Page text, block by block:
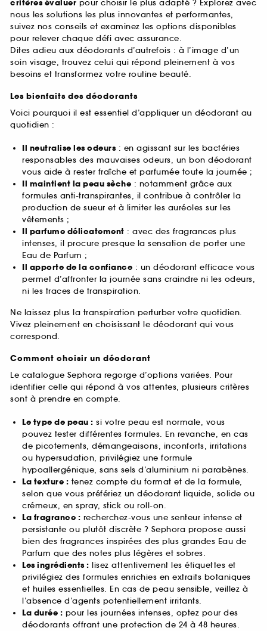
critères évaluer pour choisir le plus adapté ? Explorez avec
nous les solutions les plus innovantes et performantes,
suivez nos conseils et examinez les options disponibles
pour relever chaque défi avec assurance.
Dites adieu aux déodorants d’autrefois : à l’image d’un
soin visage, trouvez celui qui répond pleinement à vos
besoins et transformez votre routine beauté.
Les bienfaits des déodorants
Voici pourquoi il est essentiel d’appliquer un déodorant au
quotidien :
Il neutralise les odeurs: en agissant sur les bactéries
responsables des mauvaises odeurs, un bon déodorant
vous aide à rester fraîche et parfumée toute la journée ;
Il maintient la peau sèche : notamment grâce aux
formules anti-transpirantes, il contribue à contrôler la
production de sueur et à limiter les auréoles sur les
vêtements ;
Il parfume délicatement : avec des fragrances plus
intenses, il procure presque la sensation de porter une
Eau de Parfum ;
Il apporte de la confiance : un déodorant efficace vous
permet d’affronter la journée sans craindre ni les odeurs,
ni les traces de transpiration.
Ne laissez plus la transpiration perturber votre quotidien.
Vivez pleinement en choisissant le déodorant qui vous
correspond.
Comment choisir un déodorant
Le catalogue Sephora regorge d’options variées. Pour
identifier celle qui répond à vos attentes, plusieurs critères
sont à prendre en compte.
Le type de peau : si votre peau est normale, vous
pouvez tester différentes formules. En revanche, en cas
de picotements, démangeaisons, inconforts, irritations
ou hypersudation, privilégiez une formule
hypoallergénique, sans sels d’aluminium ni parabènes.
La texture : tenez compte du format et de la formule,
selon que vous préfériez un déodorant liquide, solide ou
crémeux, en spray, stick ou roll-on.
La fragrance : recherchez-vous une senteur intense et
persistante ou plutôt discrète ? Sephora propose aussi
bien des fragrances inspirées des plus grandes Eau de
Parfum que des notes plus légères et sobres.
Les ingrédients : lisez attentivement les étiquettes et
privilégiez des formules enrichies en extraits botaniques
et huiles essentielles. En cas de peau sensible, veillez à
l’absence d’agents potentiellement irritants.
La durée : pour les journées intenses, optez pour des
déodorants offrant une protection de 24 à 48 heures.